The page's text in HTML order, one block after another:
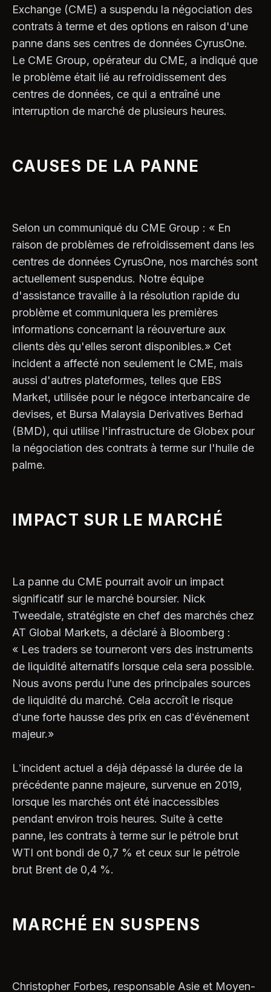
Exchange (CME) a ​​suspendu la négociation des
contrats à terme et des options en raison d'une
panne dans ses centres de données CyrusOne.
Le CME Group, opérateur du CME, a indiqué que
le problème était lié au refroidissement des
centres de données, ce qui a entraîné une
interruption de marché de plusieurs heures.
CAUSES DE LA PANNE
Selon un communiqué du CME Group : « En
raison de problèmes de refroidissement dans les
centres de données CyrusOne, nos marchés sont
actuellement suspendus. Notre équipe
d'assistance travaille à la résolution rapide du
problème et communiquera les premières
informations concernant la réouverture aux
clients dès qu'elles seront disponibles.» Cet
incident a affecté non seulement le CME, mais
aussi d'autres plateformes, telles que EBS
Market, utilisée pour le négoce interbancaire de
devises, et Bursa Malaysia Derivatives Berhad
(BMD), qui utilise l'infrastructure de Globex pour
la négociation des contrats à terme sur l'huile de
palme.
IMPACT SUR LE MARCHÉ
La panne du CME pourrait avoir un impact
significatif sur le marché boursier. Nick
Tweedale, stratégiste en chef des marchés chez
AT Global Markets, a déclaré à Bloomberg :
« Les traders se tourneront vers des instruments
de liquidité alternatifs lorsque cela sera possible.
Nous avons perdu l’une des principales sources
de liquidité du marché. Cela accroît le risque
d’une forte hausse des prix en cas d’événement
majeur.»
L’incident actuel a déjà dépassé la durée de la
précédente panne majeure, survenue en 2019,
lorsque les marchés ont été inaccessibles
pendant environ trois heures. Suite à cette
panne, les contrats à terme sur le pétrole brut
WTI ont bondi de 0,7 % et ceux sur le pétrole
brut Brent de 0,4 %.
MARCHÉ EN SUSPENS
Christopher Forbes, responsable Asie et Moyen-